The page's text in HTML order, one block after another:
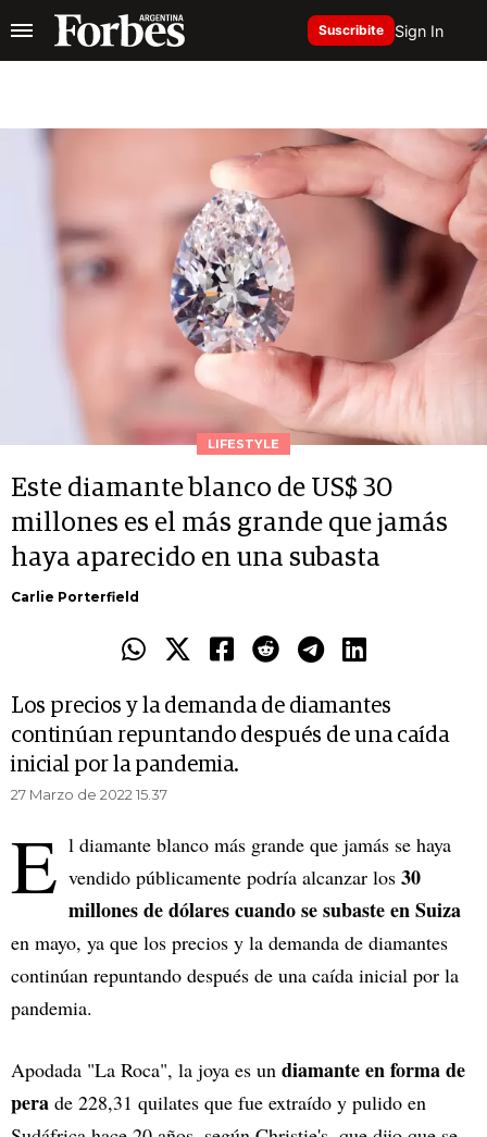
Suscribite Sign In
LIFESTYLE
Este diamante blanco de US$ 30
millones es el más grande que jamás
haya aparecido en una subasta
Carlie Porterfield
Los precios y la demanda de diamantes
continúan repuntando después de una caída
inicial por la pandemia.
27 Marzo de 2022 15.37
E l diamante blanco más grande que jamás se haya
vendido públicamente podría alcanzar los 30
millones de dólares cuando se subaste en Suiza
en mayo, ya que los precios y la demanda de diamantes
continúan repuntando después de una caída inicial por la
pandemia.
Apodada "La Roca", la joya es un diamante en forma de
pera de 228,31 quilates que fue extraído y pulido en